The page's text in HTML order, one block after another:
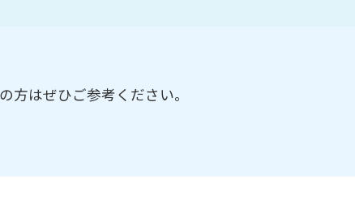
はぜひご参考ください。